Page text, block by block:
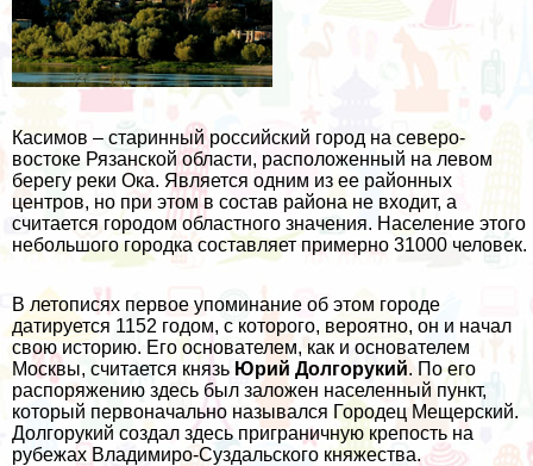
Касимов – старинный российский город на северо-
востоке Рязанской области, расположенный на левом
берегу реки Ока. Является одним из ее районных
центров, но при этом в состав района не входит, а
считается городом областного значения. Население этого
небольшого городка составляет примерно 31000 человек.
В летописях первое упоминание об этом городе
датируется 1152 годом, с которого, вероятно, он и начал
свою историю. Его основателем, как и основателем
Москвы, считается князь Юрий Долгорукий. По его
распоряжению здесь был заложен населенный пункт,
который первоначально назывался Городец Мещерский.
Долгорукий создал здесь приграничную крепость на
рубежах Владимиро-Суздальского княжества.